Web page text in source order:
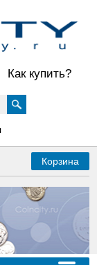
Как купить?
Корзина